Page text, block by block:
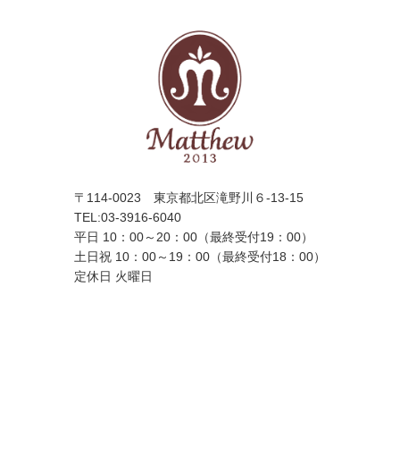
〒114-0023 東京都北区滝野川６-13-15
TEL:03-3916-6040
平日 10：00～20：00（最終受付19：00）
土日祝 10：00～19：00（最終受付18：00）
定休日 火曜日